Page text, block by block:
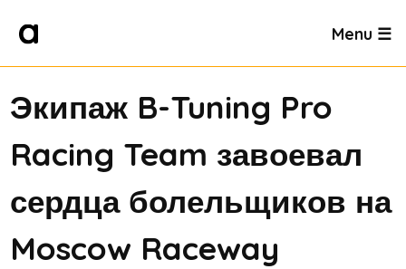
Menu ☰
Экипаж B-Tuning Pro
Racing Team завоевал
сердца болельщиков на
Moscow Raceway